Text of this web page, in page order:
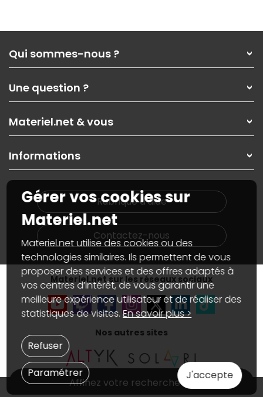
Affinez votre recherche
Qui sommes-nous ?
Nos services
Les magasins Materiel.net
Nos solutions pour les pros
Contactez-nous
Une question ?
Paiement, livraison
Garanties,Pack Zen
SAV, demander un retour
Informations
Materiel.net & vous
On rachète votre carte graphique
PC sur mesure : Votre RDV personnalisé
Notre démarche écologique
Materiel.net recrute
Notre programme d'affiliation
Partenariat & Sponsoring
Informations
Plan du site
Nos marques
Conditions générales de vente
Marketplace
Informations légales
Données personnelles etcookies
Gérer vos cookies
Accessibilité : non conforme
Rubrique d'aide
Contactez-nous
Materiel.net sur les réseaux sociaux
Nos autres sites
Gérer vos cookies sur
Materiel.net
Materiel.net utilise des cookies ou des
technologies similaires. Ils permettent de vous
proposer des services et des offres adaptés à
vos centres d’intérêt, de vous garantir une
meilleure expérience utilisateur et de réaliser des
statistiques de visites.En savoir plus >
J'accepte
Paramétrer
Refuser